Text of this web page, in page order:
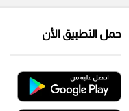
حمل التطبيق الأن